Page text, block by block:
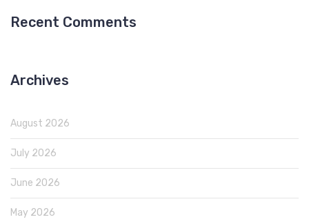
Recent Comments
Archives
August 2026
July 2026
June 2026
May 2026